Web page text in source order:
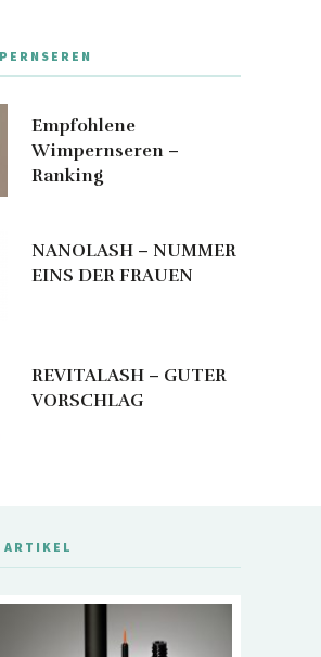
Empfohlene
Wimpernseren –
Ranking
NANOLASH – NUMMER
EINS DER FRAUEN
REVITALASH – GUTER
VORSCHLAG
ARTIKEL